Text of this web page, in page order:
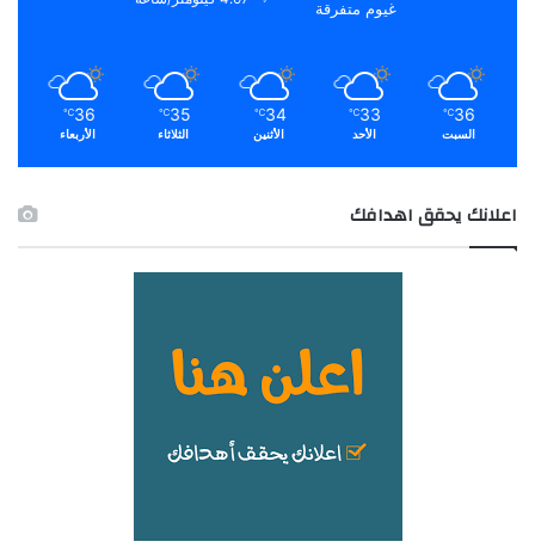
غيوم متفرقة
36
℃
السبت
33
℃
الأحد
34
℃
الأثنين
35
℃
الثلاثاء
36
℃
الأربعاء
اعلانك يحقق اهدافك